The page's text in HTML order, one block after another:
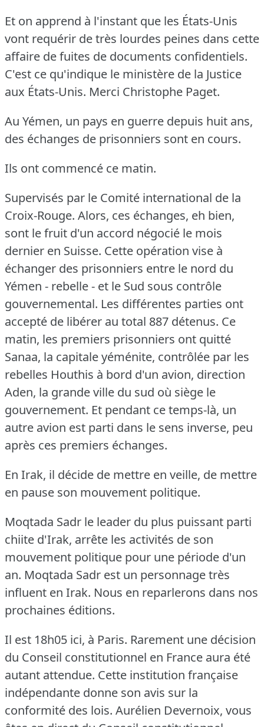
Et on apprend à l'instant que les États-Unis
vont requérir de très lourdes peines dans cette
affaire de fuites de documents confidentiels.
C'est ce qu'indique le ministère de la Justice
aux États-Unis. Merci Christophe Paget.
Au Yémen, un pays en guerre depuis huit ans,
des échanges de prisonniers sont en cours.
Ils ont commencé ce matin.
Supervisés par le Comité international de la
Croix-Rouge. Alors, ces échanges, eh bien,
sont le fruit d'un accord négocié le mois
dernier en Suisse. Cette opération vise à
échanger des prisonniers entre le nord du
Yémen - rebelle - et le Sud sous contrôle
gouvernemental. Les différentes parties ont
accepté de libérer au total 887 détenus. Ce
matin, les premiers prisonniers ont quitté
Sanaa, la capitale yéménite, contrôlée par les
rebelles Houthis à bord d'un avion, direction
Aden, la grande ville du sud où siège le
gouvernement. Et pendant ce temps-là, un
autre avion est parti dans le sens inverse, peu
après ces premiers échanges.
En Irak, il décide de mettre en veille, de mettre
en pause son mouvement politique.
Moqtada Sadr le leader du plus puissant parti
chiite d'Irak, arrête les activités de son
mouvement politique pour une période d'un
an. Moqtada Sadr est un personnage très
influent en Irak. Nous en reparlerons dans nos
prochaines éditions.
Il est 18h05 ici, à Paris. Rarement une décision
du Conseil constitutionnel en France aura été
autant attendue. Cette institution française
indépendante donne son avis sur la
conformité des lois. Aurélien Devernoix, vous